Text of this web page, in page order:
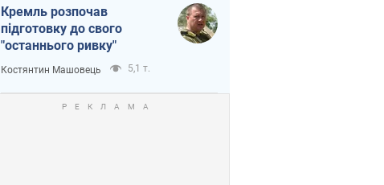
Кремль розпочав
підготовку до свого
"останнього ривку"
Костянтин Машовець 5,1 т.